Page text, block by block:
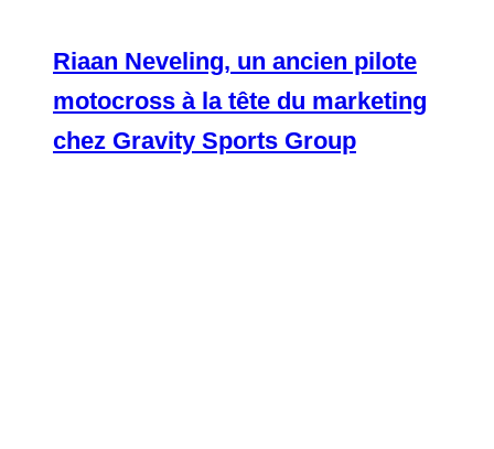
Riaan Neveling, un ancien pilote
motocross à la tête du marketing
chez Gravity Sports Group